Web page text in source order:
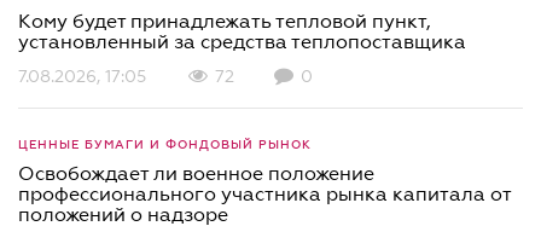
Кому будет принадлежать тепловой пункт,
установленный за средства теплопоставщика
7.08.2026, 17:05 72 0
ЦЕННЫЕ БУМАГИ И ФОНДОВЫЙ РЫНОК
Освобождает ли военное положение
профессионального участника рынка капитала от
положений о надзоре